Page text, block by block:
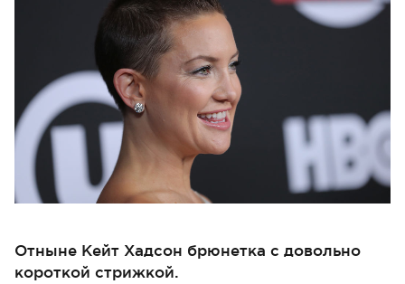
Отныне Кейт Хадсон брюнетка с довольно
короткой стрижкой.